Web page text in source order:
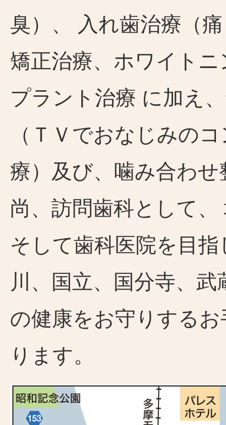
臭）、 入れ歯治療（
矯正治療、ホワイト
プラント治療 に加え
（ＴＶでおなじみの
療）及び、噛み合わ
尚、訪問歯科として
そして歯科医院を目
川、国立、国分寺、
の健康をお守りする
ります。